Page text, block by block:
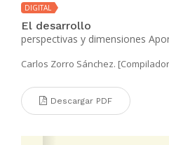
DIGITAL
El desarrollo
perspectivas y dimensiones
Carlos Zorro Sánchez.
Descargar PDF